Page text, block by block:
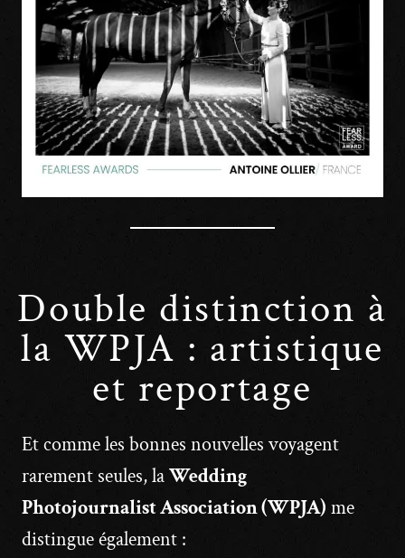
Double distinction à
la WPJA : artistique
et reportage
Et comme les bonnes nouvelles voyagent
rarement seules, laWedding
Photojournalist Association (WPJA) me
distingue également :